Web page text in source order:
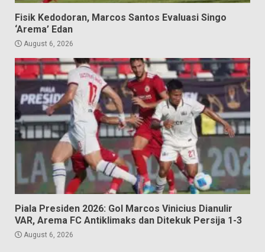
Fisik Kedodoran, Marcos Santos Evaluasi Singo
‘Arema’ Edan
August 6, 2026
Piala Presiden 2026: Gol Marcos Vinicius Dianulir
VAR, Arema FC Antiklimaks dan Ditekuk Persija 1-3
August 6, 2026